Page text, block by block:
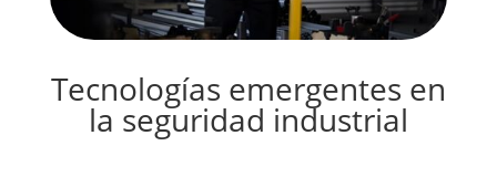
Tecnologías emergentes en
la seguridad industrial